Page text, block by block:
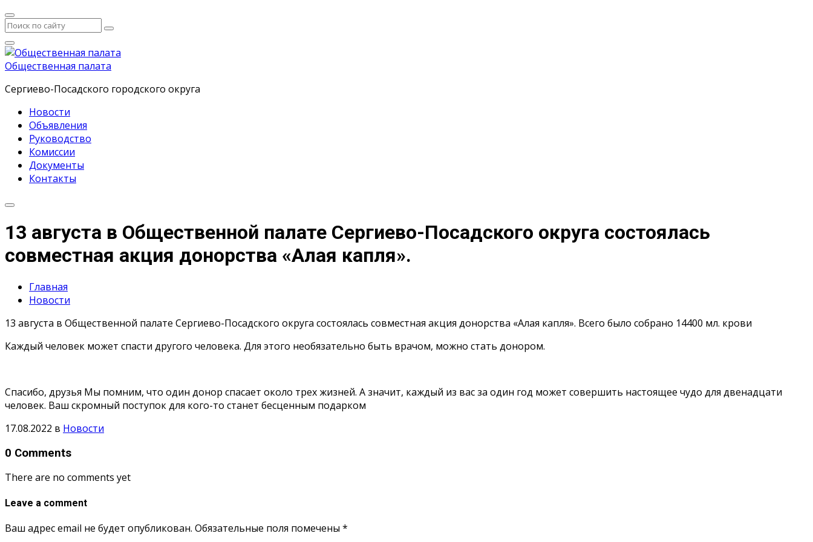
Общественная палата
Сергиево-Посадского городского округа
Новости
Объявления
Руководство
Комиссии
Документы
Контакты
13 августа в Общественной палате Сергиево-Посадского округа состоялась
совместная акция донорства «Алая капля».
Главная
Новости
13 августа в Общественной палате Сергиево-Посадского округа состоялась совместная акция донорства «Алая капля». Всего было собрано 14400 мл. крови
Каждый человек может спасти другого человека. Для этого необязательно быть врачом, можно стать донором.
Спасибо, друзья Мы помним, что один донор спасает около трех жизней. А значит, каждый из вас за один год может совершить настоящее чудо для двенадцати
человек. Ваш скромный поступок для кого-то станет бесценным подарком
17.08.2022 в Новости
0 Comments
There are no comments yet
Leave a comment
Ваш адрес email не будет опубликован. Обязательные поля помечены *